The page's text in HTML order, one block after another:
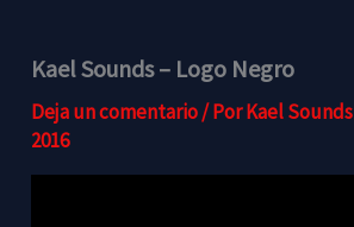
Kael Sounds – Logo Negro
Deja un comentario/ PorKael Sounds
2016